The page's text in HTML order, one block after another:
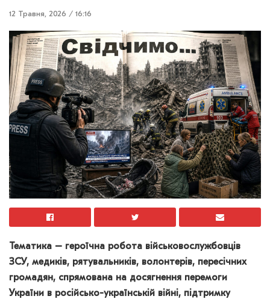
12 Травня, 2026 / 16:16
Тематика – героїчна робота військовослужбовців
ЗСУ, медиків, рятувальників, волонтерів, пересічних
громадян, спрямована на досягнення перемоги
України в російсько-українській війні, підтримку